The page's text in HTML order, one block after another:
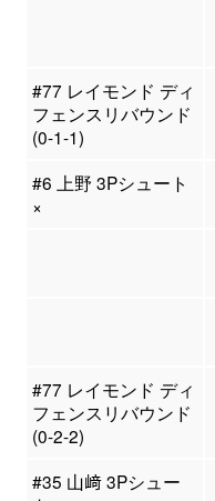
#77 レイモンド ディ
フェンスリバウンド
(0-1-1)
#6 上野 3Pシュート
×
#77 レイモンド ディ
フェンスリバウンド
(0-2-2)
#35 山﨑 3Pシュー